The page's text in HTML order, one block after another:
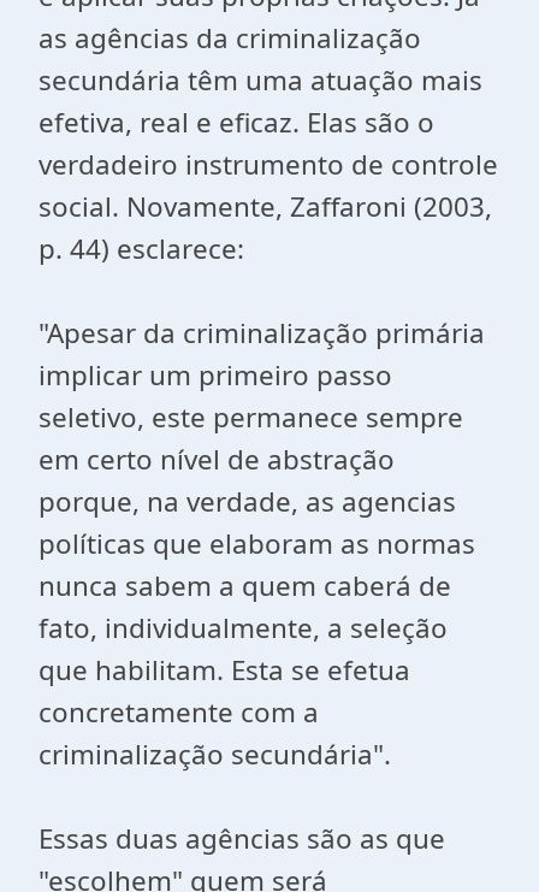
as agências da criminalização
secundária têm uma atuação mais
efetiva, real e eficaz. Elas são o
verdadeiro instrumento de controle
social. Novamente, Zaffaroni (2003,
p. 44) esclarece:
"Apesar da criminalização primária
implicar um primeiro passo
seletivo, este permanece sempre
em certo nível de abstração
porque, na verdade, as agencias
políticas que elaboram as normas
nunca sabem a quem caberá de
fato, individualmente, a seleção
que habilitam. Esta se efetua
concretamente com a
criminalização secundária".
Essas duas agências são as que
"escolhem" quem será